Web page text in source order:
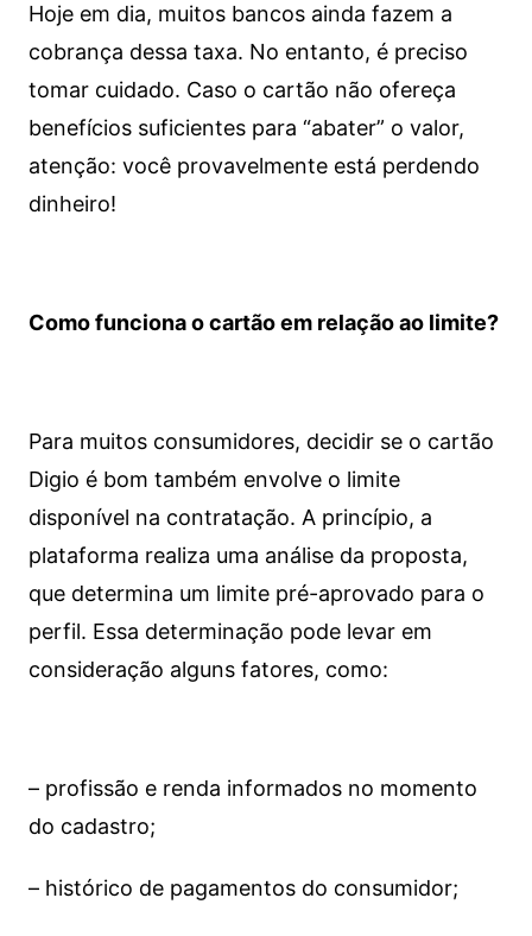
Hoje em dia, muitos bancos ainda fazem a
cobrança dessa taxa. No entanto, é preciso
tomar cuidado. Caso o cartão não ofereça
benefícios suficientes para “abater” o valor,
atenção: você provavelmente está perdendo
dinheiro!
Como funciona o cartão em relação ao limite?
Para muitos consumidores, decidir se o cartão
Digio é bom também envolve o limite
disponível na contratação. A princípio, a
plataforma realiza uma análise da proposta,
que determina um limite pré-aprovado para o
perfil. Essa determinação pode levar em
consideração alguns fatores, como:
– profissão e renda informados no momento
do cadastro;
– histórico de pagamentos do consumidor;